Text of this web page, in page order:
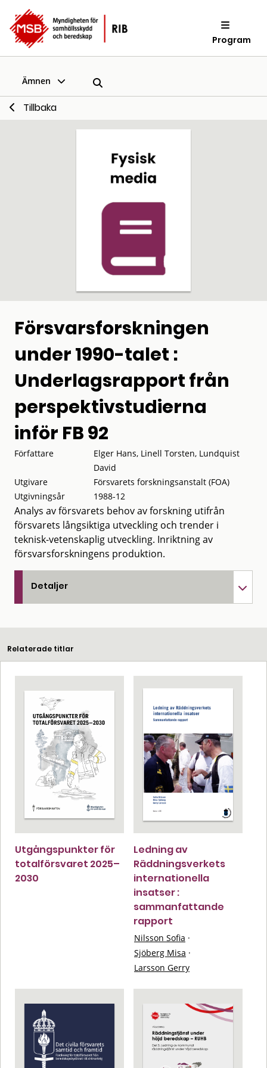
Program
Ämnen
Tillbaka
Försvarsforskningen
under 1990-talet :
Underlagsrapport från
perspektivstudierna
inför FB 92
Författare
Elger Hans, Linell Torsten, Lundquist
David
Utgivare
Försvarets forskningsanstalt (FOA)
Utgivningsår
1988-12
Analys av försvarets behov av forskning utifrån
försvarets långsiktiga utveckling och trender i
teknisk-vetenskaplig utveckling. Inriktning av
försvarsforskningens produktion.
Detaljer
Relaterade titlar
Utgångspunkter för
totalförsvaret 2025–
2030
Ledning av
Räddningsverkets
internationella
insatser :
sammanfattande
rapport
Nilsson Sofia ·
Sjöberg Misa ·
Larsson Gerry